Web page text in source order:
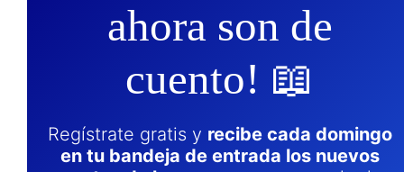
ahora son de
cuento! 📖
Regístrate gratis y recibe cada domingo
en tu bandeja de entrada los nuevos